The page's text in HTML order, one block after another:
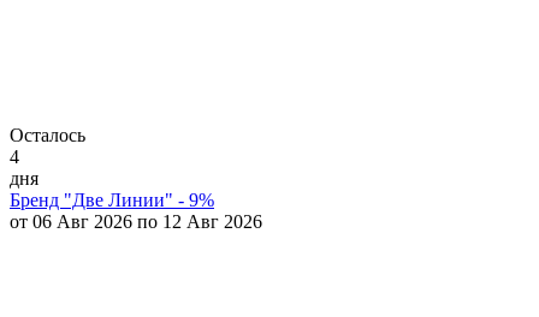
Осталось
4
дня
Бренд "Две Линии" - 9%
от 06 Авг 2026 по 12 Авг 2026